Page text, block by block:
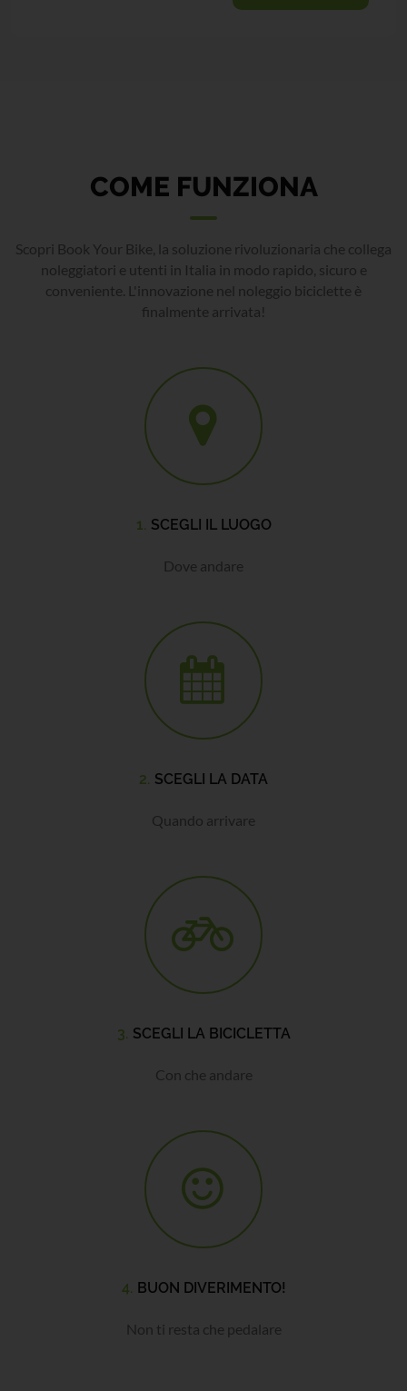
COME FUNZIONA
Scopri Book Your Bike, la soluzione rivoluzionaria che collega
noleggiatori e utenti in Italia in modo rapido, sicuro e
conveniente. L'innovazione nel noleggio biciclette è
finalmente arrivata!
1. SCEGLI IL LUOGO
Dove andare
2. SCEGLI LA DATA
Quando arrivare
3. SCEGLI LA BICICLETTA
Con che andare
4. BUON DIVERIMENTO!
Non ti resta che pedalare